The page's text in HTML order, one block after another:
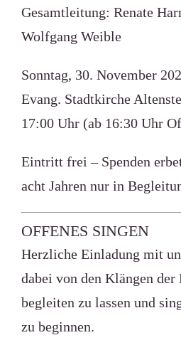
Gesamtleitung: Renate
Wolfgang Weible
Sonntag, 30. November
Evang. Stadtkirche
17:00 Uhr (ab 16:30 Uhr
Eintritt frei – Spenden
acht Jahren nur in
OFFENES SINGEN
Herzliche Einladung mit
dabei von den Klängen
begleiten zu lassen und
zu beginnen.